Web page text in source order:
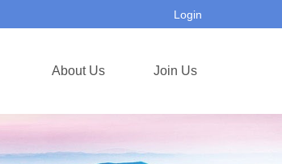
Login
About Us Join Us